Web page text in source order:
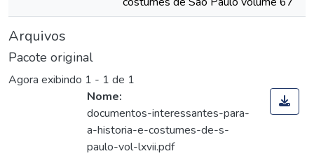
Arquivos
Pacote original
Agora exibindo 1 - 1 de 1
Nome:
documentos-interessantes-para-
a-historia-e-costumes-de-s-
paulo-vol-lxvii.pdf